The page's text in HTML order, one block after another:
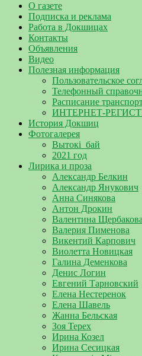
О газете
Подписка и реклама
Работа в Докшицах
Контакты
Объявления
Видео
Полезная информация
Пользовательское
Телефонный
Расписание
ИНТЕРНЕТ-
История Докшиц
Фотогалерея
Вытокі_бай
2021 год
Лирика и проза
Александр Белкин
Александр Янукович
Анна Синякова
Антон Дрокин
Валентина Щербакова
Валерия Пименова
Викентий Карпович
Виолетта Новицкая
Галина Деменкова
Денис Логин
Евгений Тарновский
Елена Нестеренок
Елена Шавель
Жанна Бельская
Зоя Терех
Ирина Козел
Ирина Сесицкая